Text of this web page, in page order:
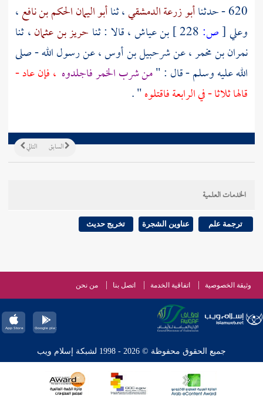
620 - حدثنا أبو زرعة الدمشقي، ثناأبو اليمان الحكم بن نافع،
وعلي[ص: بن عياش، قالا : ثنا حريز بن عثمان، ثنا
نمران بن مخمر، عنشرحبيل بن أوس، عن رسول الله - صلى
الله عليه وسلم - قال : "من شرب الخمر فاجلدوه ، فإن عاد -
قالها ثلاثا - في الرابعة فاقتلوه" .
التالي السابق
الخدمات العلمية
ترجمة علم عناوين الشجرة تخريج حديث
وثيقة الخصوصية اتفاقية الخدمة اتصل بنا من نحن
جميع الحقوق محفوظة © 2026 - 1998 لشبكة إسلام ويب